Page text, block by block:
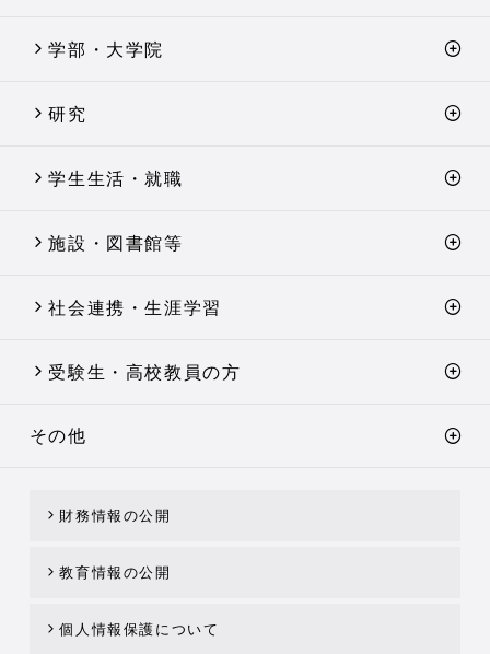
学部・大学院
研究
学生生活・就職
施設・図書館等
社会連携・生涯学習
受験生・高校教員の方
その他
財務情報の公開
教育情報の公開
個人情報保護について